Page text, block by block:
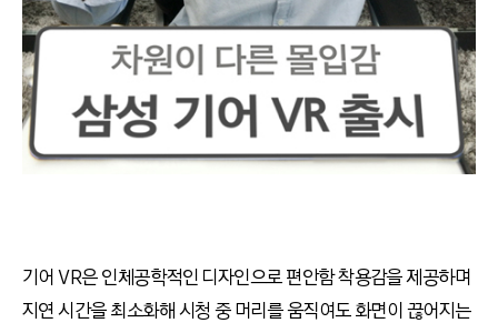
기어 VR은 인체공학적인 디자인으로 편안함 착용감을 제공하며
지연 시간을 최소화해 시청 중 머리를 움직여도 화면이 끊어지는